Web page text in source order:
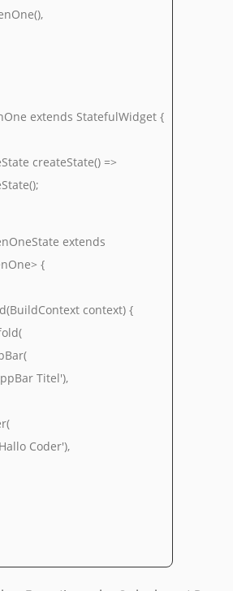
extends StatefulWidget {
createState() =>
extends
{
context) {
Titel'),
Coder'),